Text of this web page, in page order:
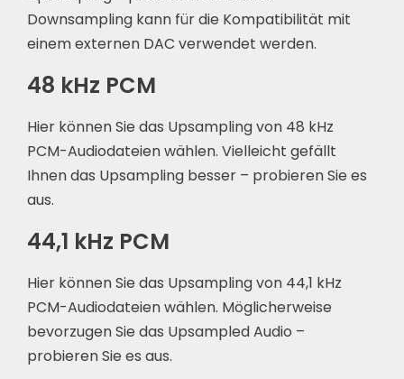
Downsampling kann für die Kompatibilität mit
einem externen DAC verwendet werden.
48 kHz PCM
Hier können Sie das Upsampling von 48 kHz
PCM-Audiodateien wählen. Vielleicht gefällt
Ihnen das Upsampling besser – probieren Sie es
aus.
44,1 kHz PCM
Hier können Sie das Upsampling von 44,1 kHz
PCM-Audiodateien wählen. Möglicherweise
bevorzugen Sie das Upsampled Audio –
probieren Sie es aus.